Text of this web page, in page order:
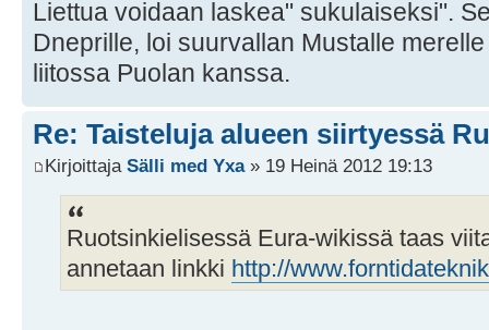
Liettua voidaan laskea" sukulaiseksi".
Dneprille, loi suurvallan Mustalle
liitossa Puolan kanssa.
Re: Taisteluja alueen siirtyessä
Kirjoittaja Sälli med Yxa» 19 Heinä 2012 19:13
Ruotsinkielisessä Eura-wikissä taas
annetaan linkki http://